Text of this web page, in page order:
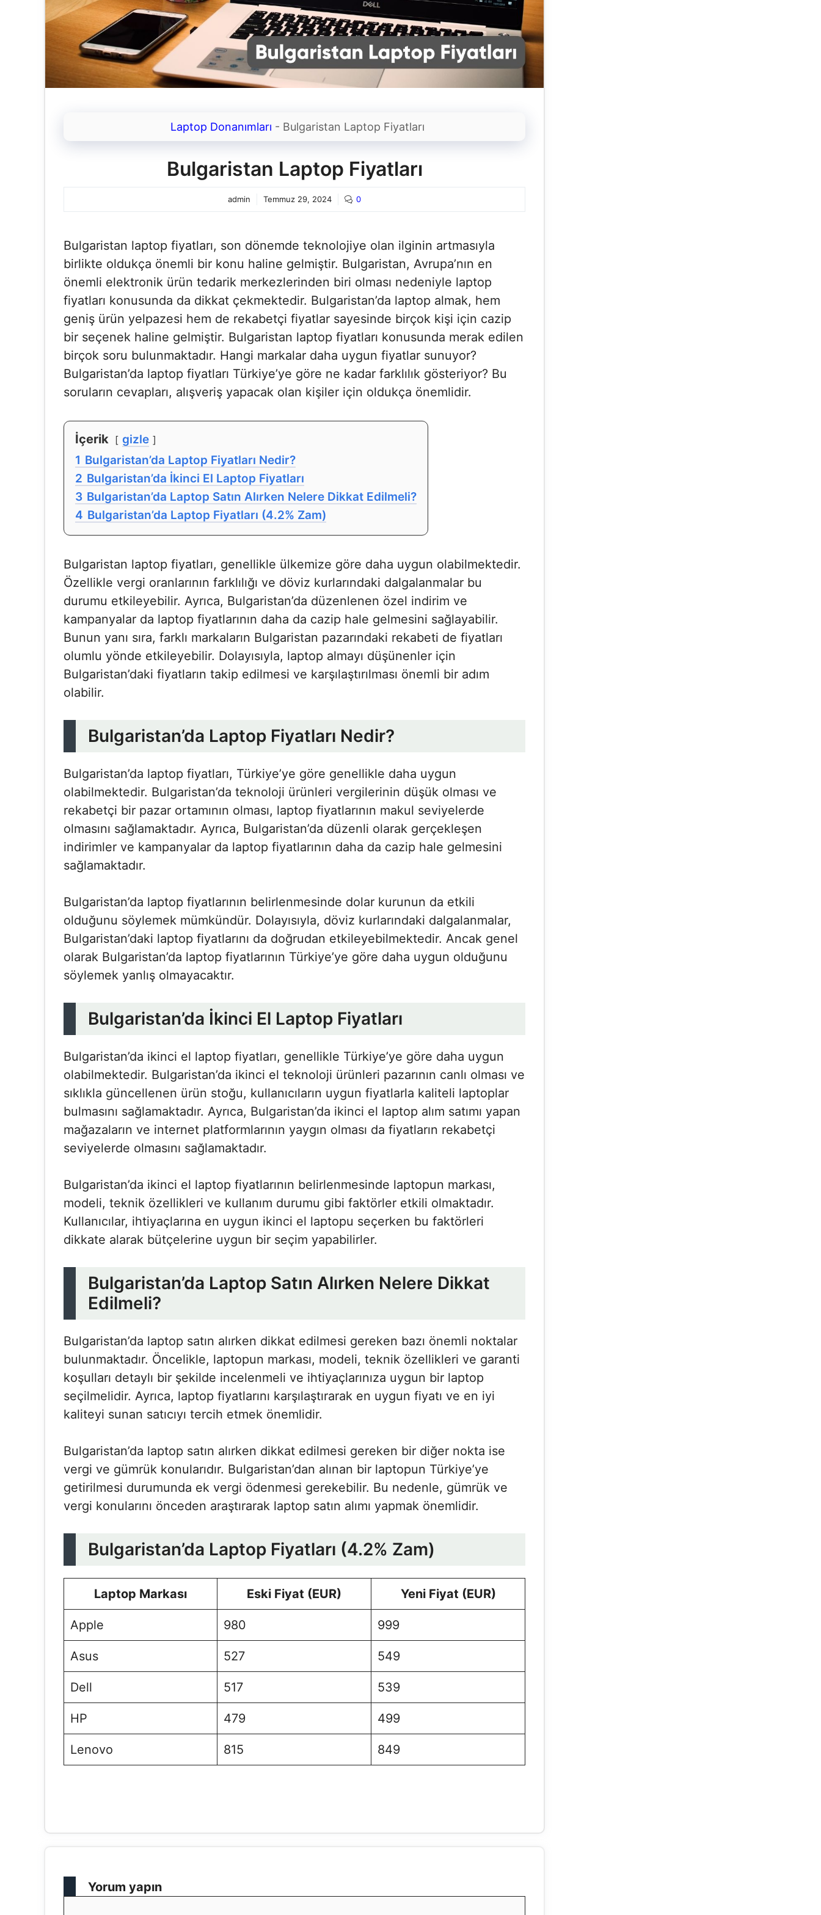
Laptop Donanımları - Bulgaristan Laptop Fiyatları
Bulgaristan Laptop Fiyatları
admin Temmuz 29, 2024 0
Bulgaristan laptop fiyatları, son dönemde teknolojiye olan ilginin artmasıyla
birlikte oldukça önemli bir konu haline gelmiştir. Bulgaristan, Avrupa’nın en
önemli elektronik ürün tedarik merkezlerinden biri olması nedeniyle laptop
fiyatları konusunda da dikkat çekmektedir. Bulgaristan’da laptop almak, hem
geniş ürün yelpazesi hem de rekabetçi fiyatlar sayesinde birçok kişi için cazip
bir seçenek haline gelmiştir. Bulgaristan laptop fiyatları konusunda merak edilen
birçok soru bulunmaktadır. Hangi markalar daha uygun fiyatlar sunuyor?
Bulgaristan’da laptop fiyatları Türkiye’ye göre ne kadar farklılık gösteriyor? Bu
soruların cevapları, alışveriş yapacak olan kişiler için oldukça önemlidir.
İçerik
gizle
1 Bulgaristan’da Laptop Fiyatları Nedir?
2 Bulgaristan’da İkinci El Laptop Fiyatları
3 Bulgaristan’da Laptop Satın Alırken Nelere Dikkat Edilmeli?
4 Bulgaristan’da Laptop Fiyatları (4.2% Zam)
Bulgaristan laptop fiyatları, genellikle ülkemize göre daha uygun olabilmektedir.
Özellikle vergi oranlarının farklılığı ve döviz kurlarındaki dalgalanmalar bu
durumu etkileyebilir. Ayrıca, Bulgaristan’da düzenlenen özel indirim ve
kampanyalar da laptop fiyatlarının daha da cazip hale gelmesini sağlayabilir.
Bunun yanı sıra, farklı markaların Bulgaristan pazarındaki rekabeti de fiyatları
olumlu yönde etkileyebilir. Dolayısıyla, laptop almayı düşünenler için
Bulgaristan’daki fiyatların takip edilmesi ve karşılaştırılması önemli bir adım
olabilir.
Bulgaristan’da Laptop Fiyatları Nedir?
Bulgaristan’da laptop fiyatları, Türkiye’ye göre genellikle daha uygun
olabilmektedir. Bulgaristan’da teknoloji ürünleri vergilerinin düşük olması ve
rekabetçi bir pazar ortamının olması, laptop fiyatlarının makul seviyelerde
olmasını sağlamaktadır. Ayrıca, Bulgaristan’da düzenli olarak gerçekleşen
indirimler ve kampanyalar da laptop fiyatlarının daha da cazip hale gelmesini
sağlamaktadır.
Bulgaristan’da laptop fiyatlarının belirlenmesinde dolar kurunun da etkili
olduğunu söylemek mümkündür. Dolayısıyla, döviz kurlarındaki dalgalanmalar,
Bulgaristan’daki laptop fiyatlarını da doğrudan etkileyebilmektedir. Ancak genel
olarak Bulgaristan’da laptop fiyatlarının Türkiye’ye göre daha uygun olduğunu
söylemek yanlış olmayacaktır.
Bulgaristan’da İkinci El Laptop Fiyatları
Bulgaristan’da ikinci el laptop fiyatları, genellikle Türkiye’ye göre daha uygun
olabilmektedir. Bulgaristan’da ikinci el teknoloji ürünleri pazarının canlı olması ve
sıklıkla güncellenen ürün stoğu, kullanıcıların uygun fiyatlarla kaliteli laptoplar
bulmasını sağlamaktadır. Ayrıca, Bulgaristan’da ikinci el laptop alım satımı yapan
mağazaların ve internet platformlarının yaygın olması da fiyatların rekabetçi
seviyelerde olmasını sağlamaktadır.
Bulgaristan’da ikinci el laptop fiyatlarının belirlenmesinde laptopun markası,
modeli, teknik özellikleri ve kullanım durumu gibi faktörler etkili olmaktadır.
Kullanıcılar, ihtiyaçlarına en uygun ikinci el laptopu seçerken bu faktörleri
dikkate alarak bütçelerine uygun bir seçim yapabilirler.
Bulgaristan’da Laptop Satın Alırken Nelere Dikkat
Edilmeli?
Bulgaristan’da laptop satın alırken dikkat edilmesi gereken bazı önemli noktalar
bulunmaktadır. Öncelikle, laptopun markası, modeli, teknik özellikleri ve garanti
koşulları detaylı bir şekilde incelenmeli ve ihtiyaçlarınıza uygun bir laptop
seçilmelidir. Ayrıca, laptop fiyatlarını karşılaştırarak en uygun fiyatı ve en iyi
kaliteyi sunan satıcıyı tercih etmek önemlidir.
Bulgaristan’da laptop satın alırken dikkat edilmesi gereken bir diğer nokta ise
vergi ve gümrük konularıdır. Bulgaristan’dan alınan bir laptopun Türkiye’ye
getirilmesi durumunda ek vergi ödenmesi gerekebilir. Bu nedenle, gümrük ve
vergi konularını önceden araştırarak laptop satın alımı yapmak önemlidir.
Bulgaristan’da Laptop Fiyatları (4.2% Zam)
Laptop Markası Eski Fiyat (EUR) Yeni Fiyat (EUR)
Apple 980 999
Asus 527 549
Dell 517 539
HP 479 499
Lenovo 815 849
Yorum yapın